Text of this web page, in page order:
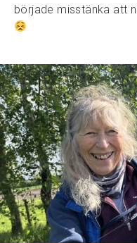
började misstänka att